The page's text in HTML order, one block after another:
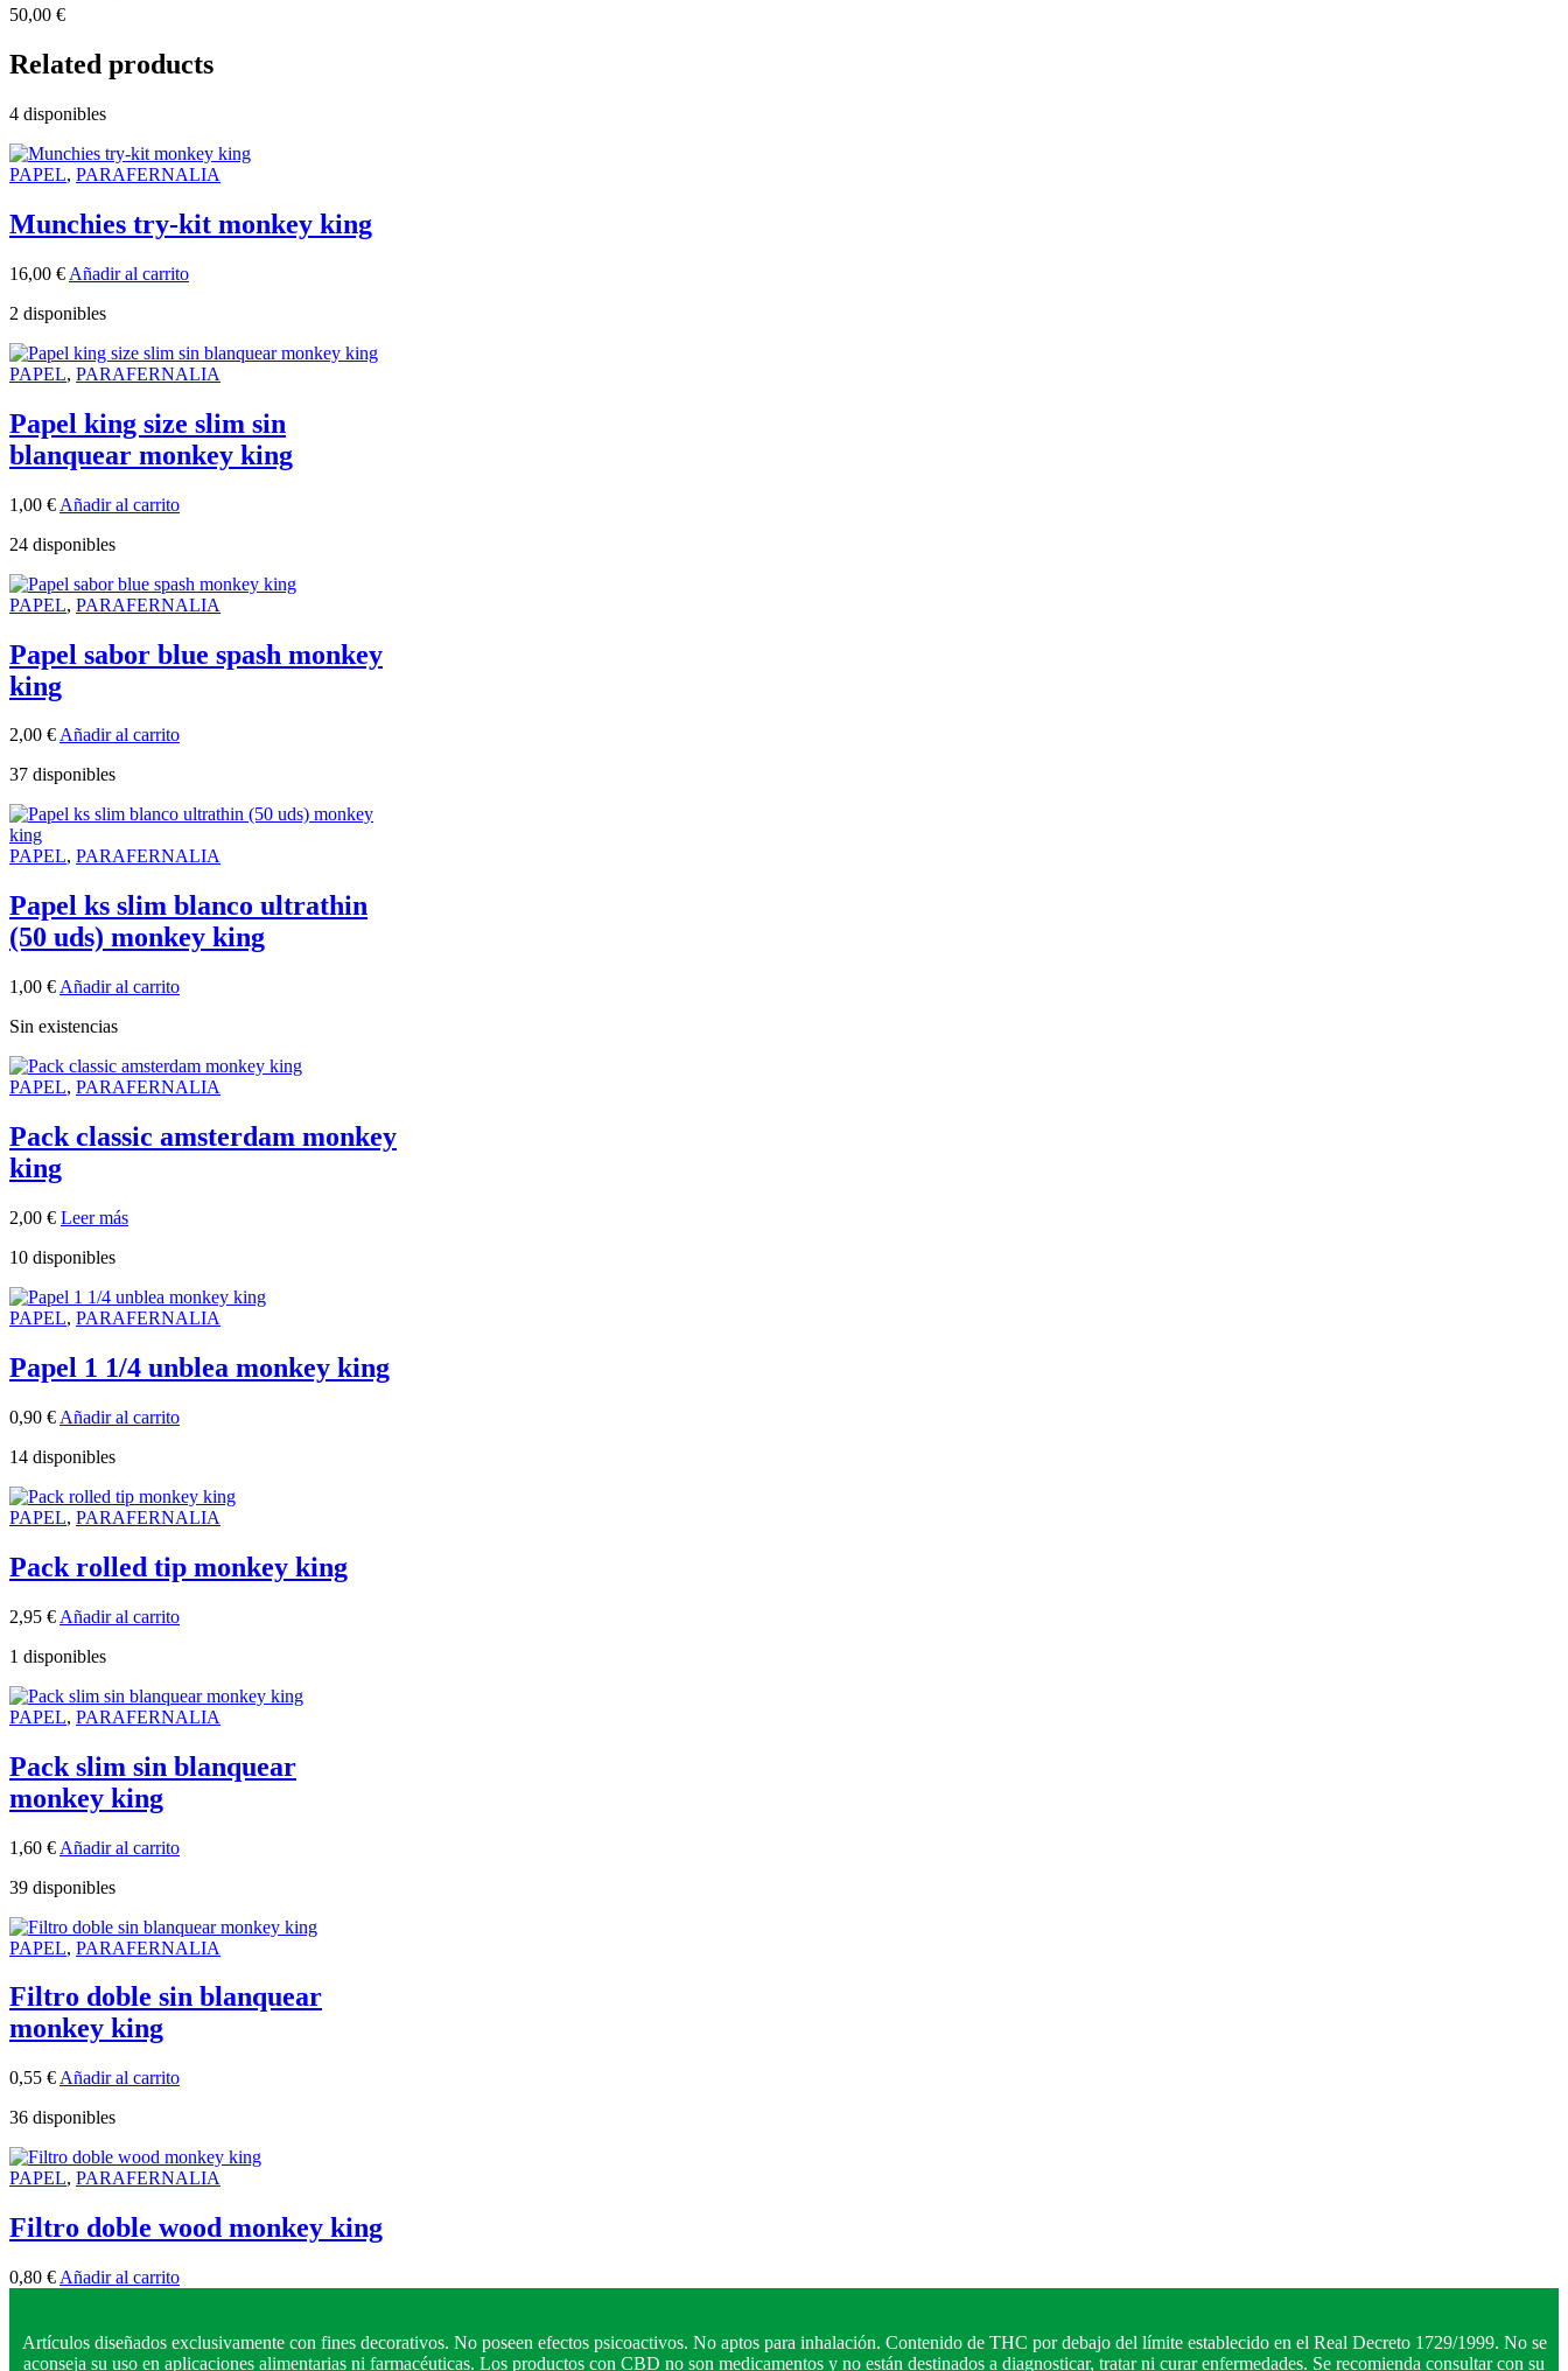
50,00 €
Related products
4 disponibles
PAPEL, PARAFERNALIA
Munchies try-kit monkey king
16,00 € Añadir al carrito
2 disponibles
PAPEL, PARAFERNALIA
Papel king size slim sin
blanquear monkey king
1,00 € Añadir al carrito
24 disponibles
PAPEL, PARAFERNALIA
Papel sabor blue spash monkey
king
2,00 €Añadir al carrito
37 disponibles
PAPEL, PARAFERNALIA
Papel ks slim blanco ultrathin
(50 uds) monkey king
1,00 € Añadir al carrito
Sin existencias
PAPEL, PARAFERNALIA
Pack classic amsterdam monkey
king
2,00 € Leer más
10 disponibles
PAPEL, PARAFERNALIA
Papel 1 1/4 unblea monkey king
0,90 € Añadir al carrito
14 disponibles
PAPEL, PARAFERNALIA
Pack rolled tip monkey king
2,95 € Añadir al carrito
1 disponibles
PAPEL, PARAFERNALIA
Pack slim sin blanquear
monkey king
1,60 € Añadir al carrito
39 disponibles
PAPEL, PARAFERNALIA
Filtro doble sin blanquear
monkey king
0,55 € Añadir al carrito
36 disponibles
PAPEL, PARAFERNALIA
Filtro doble wood monkey king
0,80 € Añadir al carrito
Artículos diseñados exclusivamente con fines decorativos. No poseen efectos psicoactivos. No aptos para inhalación. Contenido de THC por debajo del límite establecido en el Real Decreto 1729/1999. No se
aconseja su uso en aplicaciones alimentarias ni farmacéuticas. Los productos con CBD no son medicamentos y no están destinados a diagnosticar, tratar ni curar enfermedades. Se recomienda consultar con su